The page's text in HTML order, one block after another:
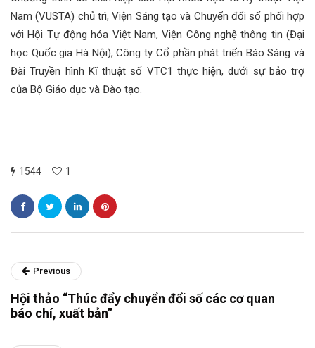
Nam (VUSTA) chủ trì, Viện Sáng tạo và Chuyển đổi số phối hợp
với Hội Tự động hóa Việt Nam, Viện Công nghệ thông tin (Đại
học Quốc gia Hà Nội), Công ty Cổ phần phát triển Báo Sáng và
Đài Truyền hình Kĩ thuật số VTC1 thực hiện, dưới sự bảo trợ
của Bộ Giáo dục và Đào tạo.
1544 1
Previous
Hội thảo “Thúc đẩy chuyển đổi số các cơ quan
báo chí, xuất bản”